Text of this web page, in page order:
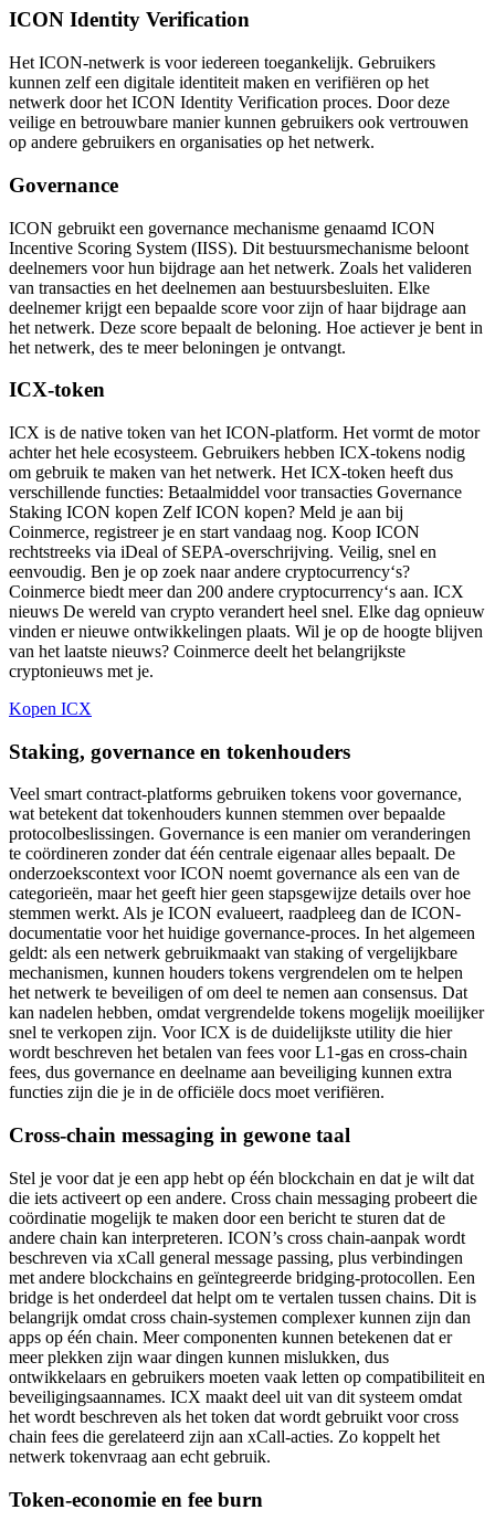
ICON Identity Verification
Het ICON-netwerk is voor iedereen toegankelijk. Gebruikers
kunnen zelf een digitale identiteit maken en verifiëren op het
netwerk door het ICON Identity Verification proces. Door deze
veilige en betrouwbare manier kunnen gebruikers ook vertrouwen
op andere gebruikers en organisaties op het netwerk.
Governance
ICON gebruikt een governance mechanisme genaamd ICON
Incentive Scoring System (IISS). Dit bestuursmechanisme beloont
deelnemers voor hun bijdrage aan het netwerk. Zoals het valideren
van transacties en het deelnemen aan bestuursbesluiten. Elke
deelnemer krijgt een bepaalde score voor zijn of haar bijdrage aan
het netwerk. Deze score bepaalt de beloning. Hoe actiever je bent in
het netwerk, des te meer beloningen je ontvangt.
ICX-token
ICX is de native token van het ICON-platform. Het vormt de motor
achter het hele ecosysteem. Gebruikers hebben ICX-tokens nodig
om gebruik te maken van het netwerk. Het ICX-token heeft dus
verschillende functies: Betaalmiddel voor transacties Governance
Staking ICON kopen Zelf ICON kopen? Meld je aan bij
Coinmerce, registreer je en start vandaag nog. Koop ICON
rechtstreeks via iDeal of SEPA-overschrijving. Veilig, snel en
eenvoudig. Ben je op zoek naar andere cryptocurrency‘s?
Coinmerce biedt meer dan 200 andere cryptocurrency‘s aan. ICX
nieuws De wereld van crypto verandert heel snel. Elke dag opnieuw
vinden er nieuwe ontwikkelingen plaats. Wil je op de hoogte blijven
van het laatste nieuws? Coinmerce deelt het belangrijkste
cryptonieuws met je.
Kopen ICX
Staking, governance en tokenhouders
Veel smart contract-platforms gebruiken tokens voor governance,
wat betekent dat tokenhouders kunnen stemmen over bepaalde
protocolbeslissingen. Governance is een manier om veranderingen
te coördineren zonder dat één centrale eigenaar alles bepaalt. De
onderzoekscontext voor ICON noemt governance als een van de
categorieën, maar het geeft hier geen stapsgewijze details over hoe
stemmen werkt. Als je ICON evalueert, raadpleeg dan de ICON-
documentatie voor het huidige governance-proces. In het algemeen
geldt: als een netwerk gebruikmaakt van staking of vergelijkbare
mechanismen, kunnen houders tokens vergrendelen om te helpen
het netwerk te beveiligen of om deel te nemen aan consensus. Dat
kan nadelen hebben, omdat vergrendelde tokens mogelijk moeilijker
snel te verkopen zijn. Voor ICX is de duidelijkste utility die hier
wordt beschreven het betalen van fees voor L1-gas en cross-chain
fees, dus governance en deelname aan beveiliging kunnen extra
functies zijn die je in de officiële docs moet verifiëren.
Cross-chain messaging in gewone taal
Stel je voor dat je een app hebt op één blockchain en dat je wilt dat
die iets activeert op een andere. Cross chain messaging probeert die
coördinatie mogelijk te maken door een bericht te sturen dat de
andere chain kan interpreteren. ICON’s cross chain-aanpak wordt
beschreven via xCall general message passing, plus verbindingen
met andere blockchains en geïntegreerde bridging-protocollen. Een
bridge is het onderdeel dat helpt om te vertalen tussen chains. Dit is
belangrijk omdat cross chain-systemen complexer kunnen zijn dan
apps op één chain. Meer componenten kunnen betekenen dat er
meer plekken zijn waar dingen kunnen mislukken, dus
ontwikkelaars en gebruikers moeten vaak letten op compatibiliteit en
beveiligingsaannames. ICX maakt deel uit van dit systeem omdat
het wordt beschreven als het token dat wordt gebruikt voor cross
chain fees die gerelateerd zijn aan xCall-acties. Zo koppelt het
netwerk tokenvraag aan echt gebruik.
Token-economie en fee burn